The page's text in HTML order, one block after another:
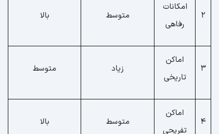
2
امکانات
رفاهی
متوسط بالا
3
اماکن
تاریخی
زیاد متوسط
4
اماکن
تفریحی
متوسط بالا